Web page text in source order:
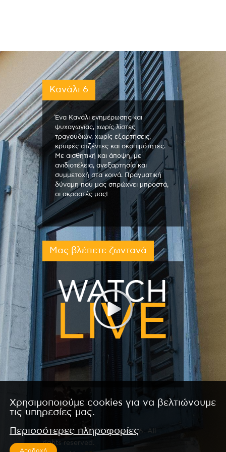
Κανάλι 6
Ένα Κανάλι ενημέρωσης και
ψυχαγωγίας, χωρίς λίστες
τραγουδιών, χωρίς εξαρτήσεις,
κρυφές ατζέντες και σκοπιμότητες.
Με αισθητική και άποψη, με
ανιδιοτέλεια, ανεξαρτησία και
συμμετοχή στα κοινά. Πραγματική
δύναμη που μας σπρώχνει μπροστά,
οι ακροατές μας!
Μας βλέπετε ζωντανά
Copyright © 2026 by Kanali 6. All
rights reserved.
Χρησιμοποιούμε cookies για να βελτιώνουμε
τις υπηρεσίες μας.
Περισσότερες πληροφορίες
Αποδοχή